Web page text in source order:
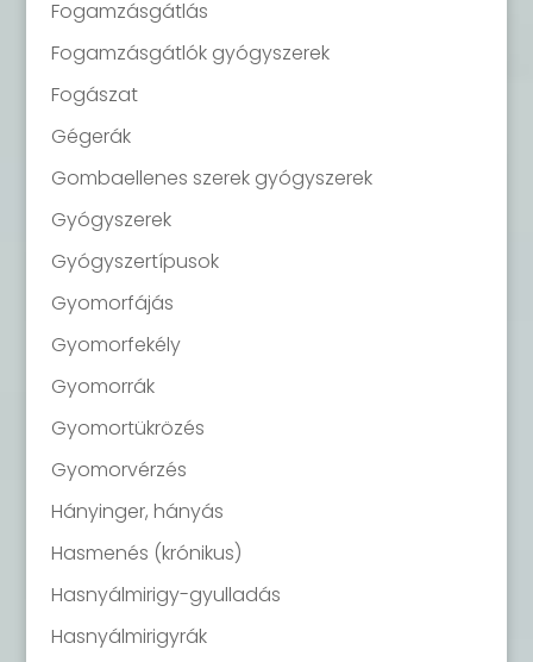
Fogamzásgátlás
Fogamzásgátlók gyógyszerek
Fogászat
Gégerák
Gombaellenes szerek gyógyszerek
Gyógyszerek
Gyógyszertípusok
Gyomorfájás
Gyomorfekély
Gyomorrák
Gyomortükrözés
Gyomorvérzés
Hányinger, hányás
Hasmenés (krónikus)
Hasnyálmirigy-gyulladás
Hasnyálmirigyrák